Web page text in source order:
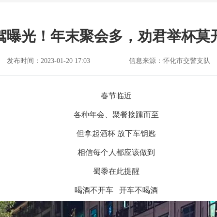
曝光！年末聚会多，劝君举杯莫
发布时间：2023-01-20 17:03 信息来源：怀化市交警支队
春节临近
各种年会、聚餐接踵而至
但拿起酒杯 放下车钥匙
相信每个人都应该做到
蜀黍在此提醒
喝酒不开车 开车不喝酒